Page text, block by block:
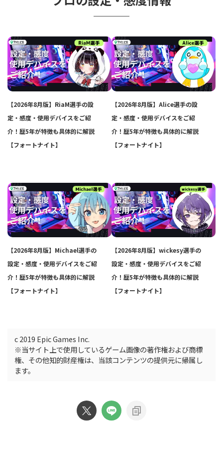
【2026年8月版】RiaM選手の設
定・感度・使用デバイスをご紹
介！歴5年が特徴も具体的に解説
【フォートナイト】
【2026年8月版】Michael選手の
設定・感度・使用デバイスをご紹
介！歴5年が特徴も具体的に解説
【フォートナイト】
【2026年8月版】Alice選手の設
定・感度・使用デバイスをご紹
介！歴5年が特徴も具体的に解説
【フォートナイト】
【2026年8月版】wickesy選手の
設定・感度・使用デバイスをご紹
介！歴5年が特徴も具体的に解説
【フォートナイト】
c 2019 Epic Games Inc.
※当サイト上で使用しているゲーム画像の著作権および商標
権、その他知的財産権は、当該コンテンツの提供元に帰属し
ます。